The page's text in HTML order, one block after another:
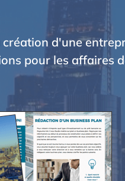
d'une
pour les affaires